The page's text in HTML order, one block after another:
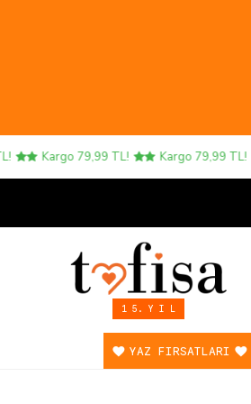
Kargo 79,99 TL! Kargo 79,99 TL!
1 5. Y I L
YAZ FIRSATLARI